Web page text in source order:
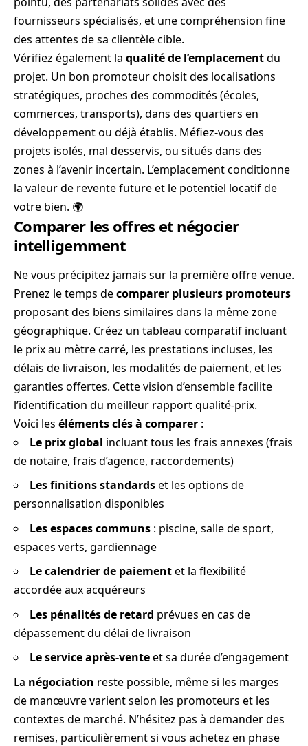
fournisseurs spécialisés, et une compréhension fine
des attentes de sa clientèle cible.
Vérifiez également la qualité de l’emplacementdu
projet. Un bon promoteur choisit des localisations
stratégiques, proches des commodités (écoles,
commerces, transports), dans des quartiers en
développement ou déjà établis. Méfiez-vous des
projets isolés, mal desservis, ou situés dans des
zones à l’avenir incertain. L’emplacement conditionne
la valeur de revente future et le potentiel locatif de
votre bien. 🌍
Comparer les offres et négocier
intelligemment
Ne vous précipitez jamais sur la première offre venue.
Prenez le temps decomparer plusieurs promoteurs
proposant des biens similaires dans la même zone
géographique. Créez un tableau comparatif incluant
le prix au mètre carré, les prestations incluses, les
délais de livraison, les modalités de paiement, et les
garanties offertes. Cette vision d’ensemble facilite
l’identification du meilleur rapport qualité-prix.
Voici les éléments clés à comparer :
Le prix global incluant tous les frais annexes (frais
de notaire, frais d’agence, raccordements)
Les finitions standardset les options de
personnalisation disponibles
Les espaces communs : piscine, salle de sport,
espaces verts, gardiennage
Le calendrier de paiementet la flexibilité
accordée aux acquéreurs
Les pénalités de retard prévues en cas de
dépassement du délai de livraison
Le service après-venteet sa durée d’engagement
La négociation reste possible, même si les marges
de manœuvre varient selon les promoteurs et les
contextes de marché. N’hésitez pas à demander des
remises, particulièrement si vous achetez en phase